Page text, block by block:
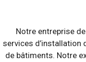
Notre entreprise
services d’installation
de bâtiments. Notre